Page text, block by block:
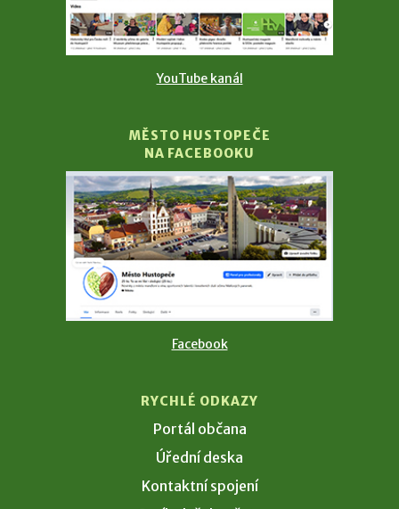
YouTube kanál
MĚSTO HUSTOPEČE
NA FACEBOOKU
Facebook
RYCHLÉ ODKAZY
Portál občana
Úřední deska
Kontaktní spojení